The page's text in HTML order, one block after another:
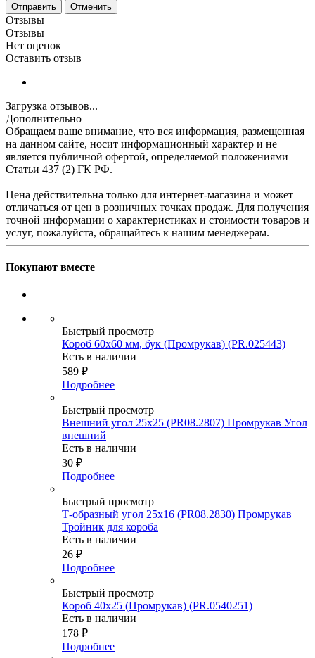
Отменить
Отзывы
Отзывы
Нет оценок
Оставить отзыв
Загрузка отзывов...
Дополнительно
Обращаем ваше внимание, что вся информация, размещенная
на данном сайте, носит информационный характер и не
является публичной офертой, определяемой положениями
Статьи 437 (2) ГК РФ.
Цена действительна только для интернет-магазина и может
отличаться от цен в розничных точках продаж. Для получения
точной информации о характеристиках и стоимости товаров и
услуг, пожалуйста, обращайтесь к нашим менеджерам.
Покупают вместе
Быстрый просмотр
Короб 60х60 мм, бук (Промрукав) (PR.025443)
Есть в наличии
589 ₽
Подробнее
Быстрый просмотр
Внешний угол 25х25 (PR08.2807) Промрукав Угол
внешний
Есть в наличии
30 ₽
Подробнее
Быстрый просмотр
Т-образный угол 25х16 (PR08.2830) Промрукав
Тройник для короба
Есть в наличии
26 ₽
Подробнее
Быстрый просмотр
Короб 40х25 (Промрукав) (PR.0540251)
Есть в наличии
178 ₽
Подробнее